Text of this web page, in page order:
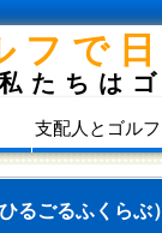
フで
たちは
支配人とゴル
ひるごるふくらぶ